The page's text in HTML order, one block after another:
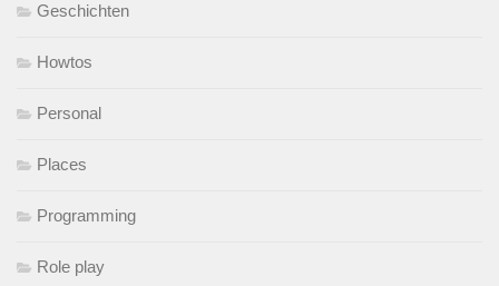
Geschichten
Howtos
Personal
Places
Programming
Role play